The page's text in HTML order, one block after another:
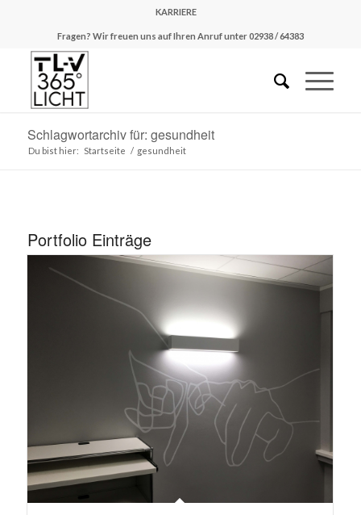
KARRIERE
Fragen? Wir freuen uns auf Ihren Anruf unter 02938 / 64383
Schlagwortarchiv für: gesundheit
Du bist hier: Startseite / gesundheit
Portfolio Einträge